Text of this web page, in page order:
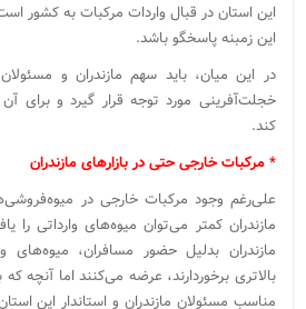
این استان در قبال واردات مرکبات به کشور
این زمبنه پاسخگو باشد.
در این میان، باید سهم مازندران و
خجلت‌آفرینی مورد توجه قرار گیرد و برای
کند.
* مرکبات خارجی حتی در بازارهای مازندران
علی‌رغم وجود مرکبات خارجی در
مازندران کمتر می‌توان میوه‌های وارداتی
مازندران بدلیل حضور مسافران، میوه‌های
بالاتری برخوردارند، عرضه می‌کنند اما آنچه
مناسب مسئولان مازندران و استاندار این